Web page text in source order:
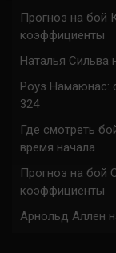
Прогноз на бой
коэффициенты
Наталья Сильва
Роуз Намаюнас:
324
Где смотреть
время начала
Прогноз на бой
коэффициенты
Арнольд Аллен